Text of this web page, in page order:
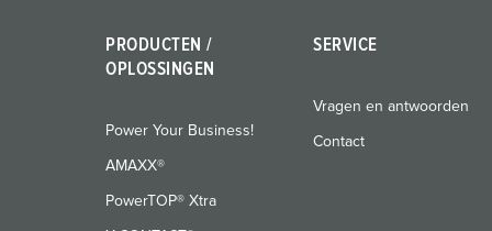
PRODUCTEN /
OPLOSSINGEN
Power Your Business!
AMAXX®
PowerTOP® Xtra
SERVICE
Vragen en antwoorden
Contact